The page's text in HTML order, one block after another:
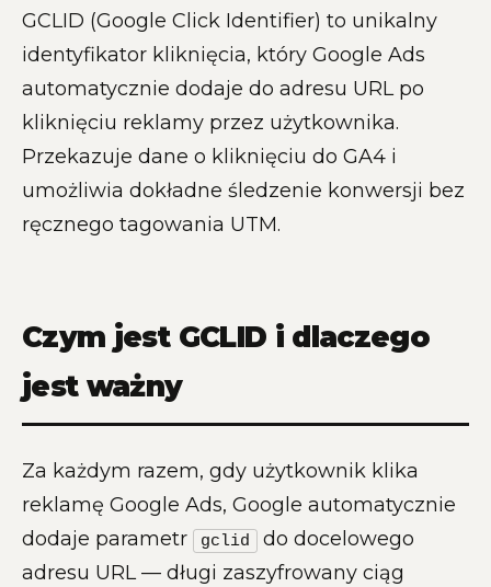
GCLID (Google Click Identifier) to unikalny
identyfikator kliknięcia, który Google Ads
automatycznie dodaje do adresu URL po
kliknięciu reklamy przez użytkownika.
Przekazuje dane o kliknięciu do GA4 i
umożliwia dokładne śledzenie konwersji bez
ręcznego tagowania UTM.
Czym jest GCLID i dlaczego
jest ważny
Za każdym razem, gdy użytkownik klika
reklamę Google Ads, Google automatycznie
dodaje parametr
gclid
do docelowego
adresu URL — długi zaszyfrowany ciąg